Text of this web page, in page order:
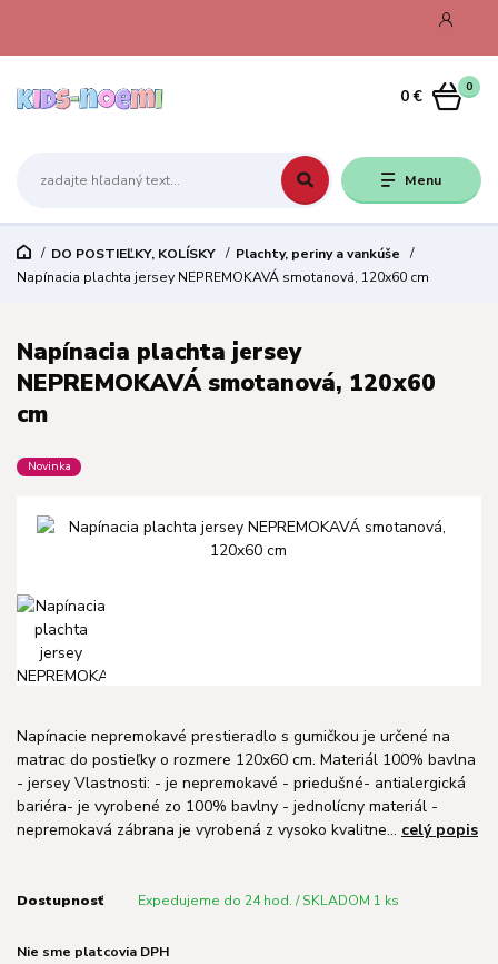
Menu
0
0 €
DO POSTIEĽKY, KOLÍSKY
Plachty, periny a vankúše
Napínacia plachta jersey NEPREMOKAVÁ smotanová, 120x60 cm
Napínacia plachta jersey
NEPREMOKAVÁ smotanová, 120x60
cm
Novinka
Napínacie nepremokavé prestieradlo s gumičkou je určené na
matrac do postieľky o rozmere 120x60 cm. Materiál 100% bavlna
- jersey Vlastnosti: - je nepremokavé - priedušné- antialergická
bariéra- je vyrobené zo 100% bavlny - jednolícny materiál -
nepremokavá zábrana je vyrobená z vysoko kvalitne... celý popis
Dostupnosť Expedujeme do 24 hod. / SKLADOM 1 ks
Nie sme platcovia DPH